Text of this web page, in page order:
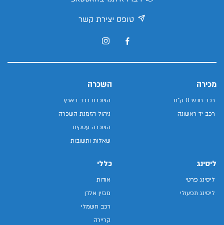
טופס יצירת קשר
מכירה
רכב חדש 0 ק"מ
רכב יד ראשונה
השכרה
השכרת רכב בארץ
ניהול הזמנת השכרה
השכרה עסקית
שאלות ותשובות
ליסינג
ליסינג פרטי
ליסינג תפעולי
כללי
אודות
מגזין אלדן
רכב חשמלי
קריירה